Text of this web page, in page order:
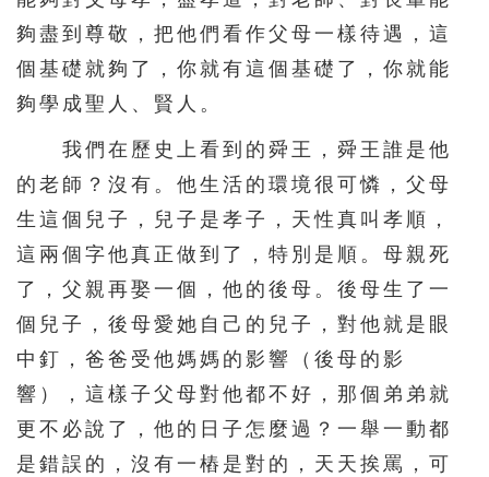
夠盡到尊敬，把他們看作父母一樣待遇，這
個基礎就夠了，你就有這個基礎了，你就能
夠學成聖人、賢人。
我們在歷史上看到的舜王，舜王誰是他
的老師？沒有。他生活的環境很可憐，父母
生這個兒子，兒子是孝子，天性真叫孝順，
這兩個字他真正做到了，特別是順。母親死
了，父親再娶一個，他的後母。後母生了一
個兒子，後母愛她自己的兒子，對他就是眼
中釘，爸爸受他媽媽的影響（後母的影
響），這樣子父母對他都不好，那個弟弟就
更不必說了，他的日子怎麼過？一舉一動都
是錯誤的，沒有一樁是對的，天天挨罵，可